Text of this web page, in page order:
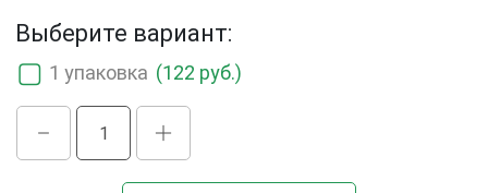
Выберите вариант:
1 упаковка (122 руб.)